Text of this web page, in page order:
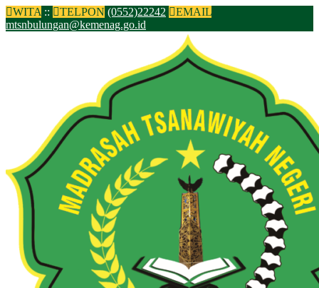
WITA :: TELPON (0552)22242
EMAIL
mtsnbulungan@kemenag.go.id